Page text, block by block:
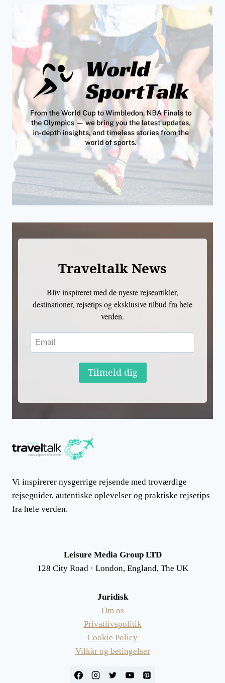
Traveltalk News
Bliv inspireret med de nyeste rejseartikler,
destinationer, rejsetips og eksklusive tilbud fra hele
verden.
Tilmeld dig
Vi inspirerer nysgerrige rejsende med troværdige
rejseguider, autentiske oplevelser og praktiske rejsetips
fra hele verden.
Leisure Media Group LTD
128 City Road · London, England, The UK
Juridisk
Om os
Privatlivspolitik
Cookie Policy
Vilkår og betingelser